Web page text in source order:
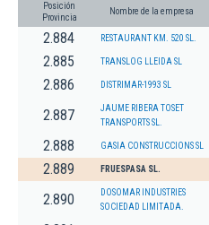
Posición
Provincia
Nombre de la empresa
2.884 RESTAURANT KM. 520 SL.
2.885 TRANSLOG LLEIDA SL
2.886 DISTRIMAR-1993 SL
2.887
JAUME RIBERA TOSET
TRANSPORTS SL.
2.888 GASIA CONSTRUCCIONS SL
2.889 FRUESPASA SL.
2.890
DOSOMAR INDUSTRIES
SOCIEDAD LIMITADA.